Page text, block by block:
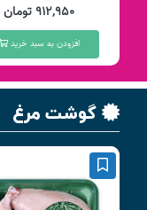
۹۱۲,۹۵۰ تومان
افزودن به سبد خرید
گوشت مرغ